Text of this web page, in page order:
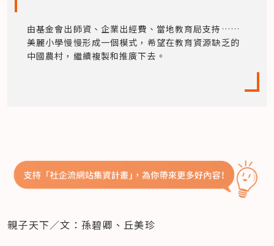
由基金會出師資、企業出經費、當地教育局支持……
美麗小學慢慢形成一個模式，希望在教育資源缺乏的
中國農村，繼續複製和推廣下去。
親子天下／文：孫碧卿、丘美珍